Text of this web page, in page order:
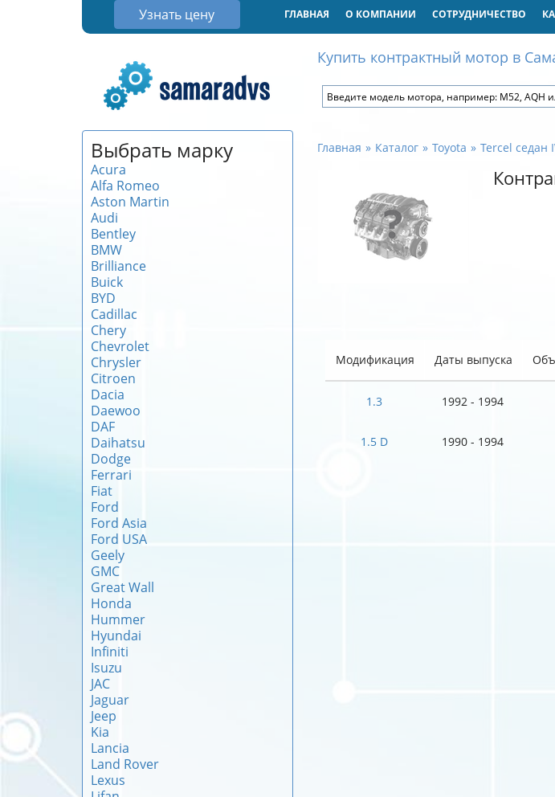
Узнать цену ГЛАВНАЯ О КОМПАНИИ СОТРУДНИЧЕСТВО
Купить контрактный мотор в
Выбрать марку
Acura
Alfa Romeo
Aston Martin
Audi
Bentley
BMW
Brilliance
Buick
BYD
Cadillac
Chery
Chevrolet
Chrysler
Citroen
Dacia
Daewoo
DAF
Daihatsu
Dodge
Ferrari
Fiat
Ford
Ford Asia
Ford USA
Geely
GMC
Great Wall
Honda
Hummer
Hyundai
Infiniti
Isuzu
JAC
Jaguar
Jeep
Kia
Lancia
Land Rover
Lexus
Главная Каталог Toyota Tercel седан
Модификация Даты выпуска
1.3 1992 - 1994
1.5 D 1990 - 1994